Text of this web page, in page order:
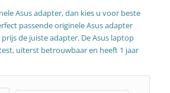
Asus adapter, dan kies u voor beste
passende originele Asus adapter
de juiste adapter. De Asus laptop
uiterst betrouwbaar en heeft 1 jaar